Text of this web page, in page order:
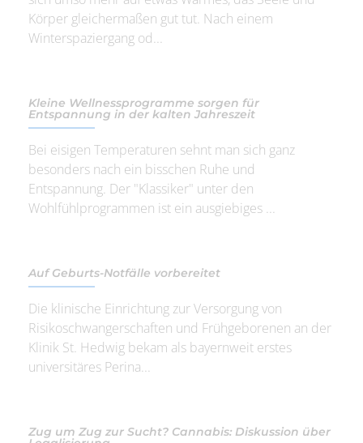
Körper gleichermaßen gut tut. Nach einem
Winterspaziergang od...
Kleine Wellnessprogramme sorgen für
Entspannung in der kalten Jahreszeit
Bei eisigen Temperaturen sehnt man sich ganz
besonders nach ein bisschen Ruhe und
Entspannung. Der "Klassiker" unter den
Wohlfühlprogrammen ist ein ausgiebiges ...
Auf Geburts-Notfälle vorbereitet
Die klinische Einrichtung zur Versorgung von
Risikoschwangerschaften und Frühgeborenen an der
Klinik St. Hedwig bekam als bayernweit erstes
universitäres Perina...
Zug um Zug zur Sucht? Cannabis: Diskussion über